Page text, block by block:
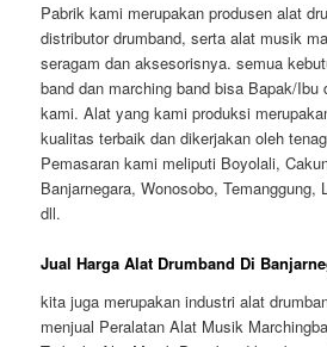
Pabrik kami merupakan produsen alat
distributor drumband, serta alat musik
seragam dan aksesorisnya. semua
band dan marching band bisa Bapak/Ibu
kami. Alat yang kami produksi
kualitas terbaik dan dikerjakan oleh
Pemasaran kami meliputi Boyolali,
Banjarnegara, Wonosobo, Temanggung,
dll.
Jual Harga Alat Drumband Di
kita juga merupakan industri alat
menjual Peralatan Alat Musik